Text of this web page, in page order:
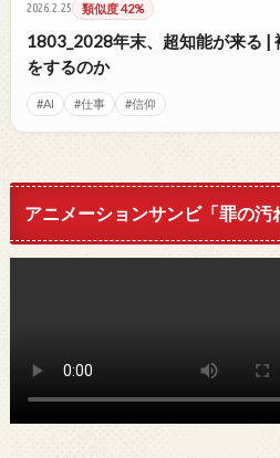
2026.2.25 類似度 42%
1803_2028年末、超知能が来る |
をするのか
#AI #仕事 #信仰
アニメーションサンビ「罪の汚